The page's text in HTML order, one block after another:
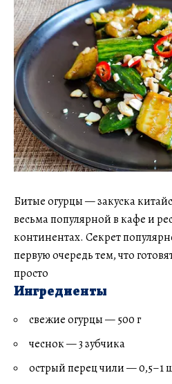
Битые огурцы — закуска
весьма популярной в кафе и
континентах. Секрет
первую очередь тем, что
просто
Ингредиенты
свежие огурцы — 500 г
чеснок — 3 зубчика
острый перец чили — 0,5–1